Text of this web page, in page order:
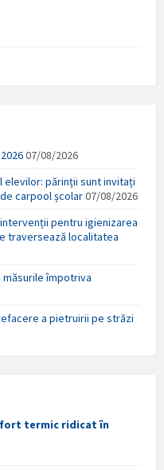
07/08/2026
elevilor: părinții sunt invitați
carpool școlar07/08/2026
pentru igienizarea
traversează localitatea
măsurile împotriva
a pietruirii pe străzi
termic ridicat în